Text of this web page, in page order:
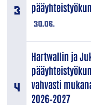
30.06.
Hartwallin ja
vahvasti
2026–2027